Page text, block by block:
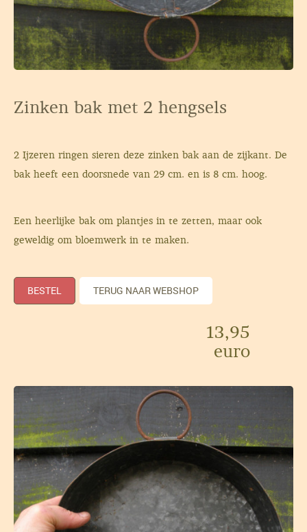
Zinken bak met 2 hengsels
2 Ijzeren ringen sieren deze zinken bak aan de zijkant. De
bak heeft een doorsnede van 29 cm. en is 8 cm. hoog.
Een heerlijke bak om plantjes in te zetten, maar ook
geweldig om bloemwerk in te maken.
BESTEL TERUG NAAR WEBSHOP
13,95
euro